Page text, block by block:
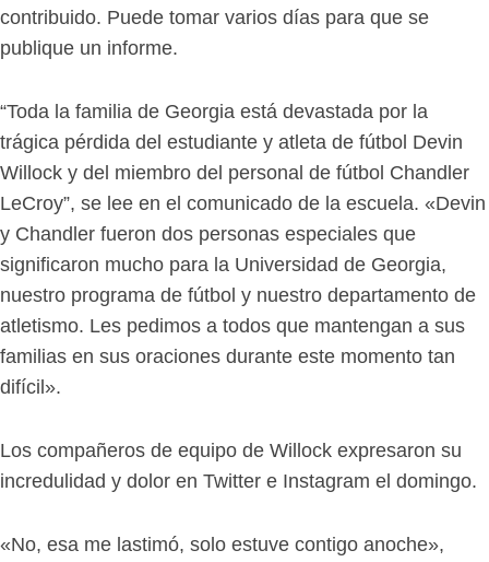
contribuido. Puede tomar varios días para que se
publique un informe.
“Toda la familia de Georgia está devastada por la
trágica pérdida del estudiante y atleta de fútbol Devin
Willock y del miembro del personal de fútbol Chandler
LeCroy”, se lee en el comunicado de la escuela. «Devin
y Chandler fueron dos personas especiales que
significaron mucho para la Universidad de Georgia,
nuestro programa de fútbol y nuestro departamento de
atletismo. Les pedimos a todos que mantengan a sus
familias en sus oraciones durante este momento tan
difícil».
Los compañeros de equipo de Willock expresaron su
incredulidad y dolor en Twitter e Instagram el domingo.
«No, esa me lastimó, solo estuve contigo anoche»,